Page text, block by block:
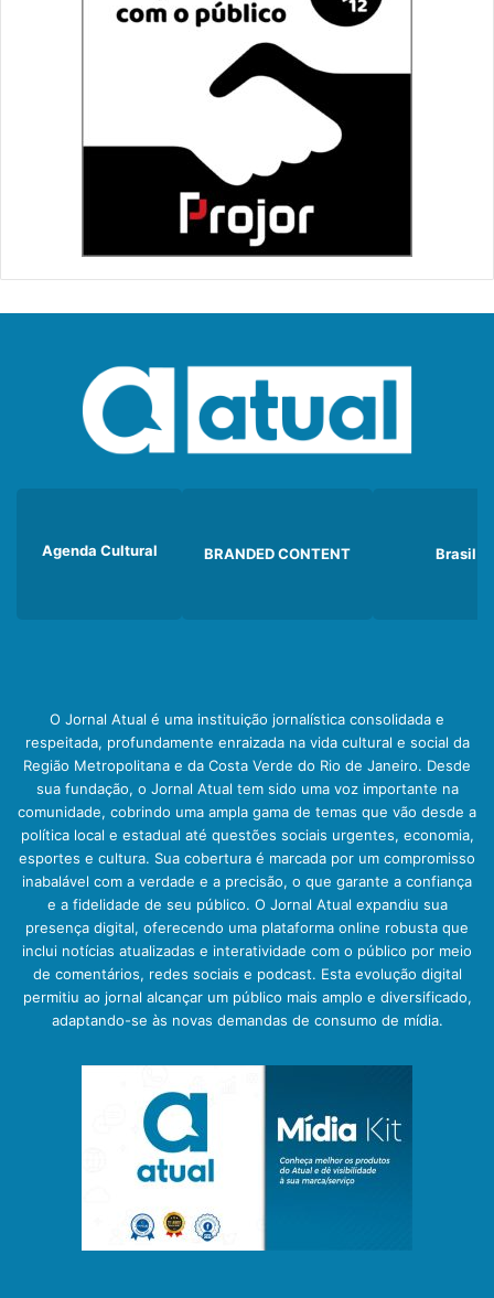
Agenda Cultural BRANDED CONTENT Brasil
O Jornal Atual é uma instituição jornalística consolidada e
respeitada, profundamente enraizada na vida cultural e social da
Região Metropolitana e da Costa Verde do Rio de Janeiro. Desde
sua fundação, o Jornal Atual tem sido uma voz importante na
comunidade, cobrindo uma ampla gama de temas que vão desde a
política local e estadual até questões sociais urgentes, economia,
esportes e cultura. Sua cobertura é marcada por um compromisso
inabalável com a verdade e a precisão, o que garante a confiança
e a fidelidade de seu público. O Jornal Atual expandiu sua
presença digital, oferecendo uma plataforma online robusta que
inclui notícias atualizadas e interatividade com o público por meio
de comentários, redes sociais e podcast. Esta evolução digital
permitiu ao jornal alcançar um público mais amplo e diversificado,
adaptando-se às novas demandas de consumo de mídia.